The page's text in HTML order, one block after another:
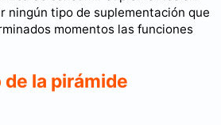
ningún tipo de suplementación que
momentos las funciones
la pirámide